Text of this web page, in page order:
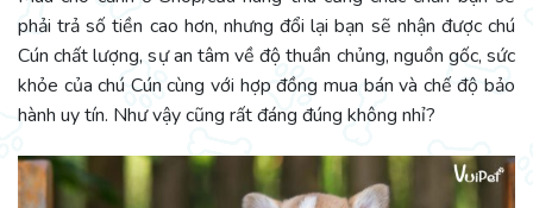
phải trả số tiền cao hơn, nhưng đổi lại bạn sẽ nhận được chú
Cún chất lượng, sự an tâm về độ thuần chủng, nguồn gốc, sức
khỏe của chú Cún cùng với hợp đồng mua bán và chế độ bảo
hành uy tín. Như vậy cũng rất đáng đúng không nhỉ?